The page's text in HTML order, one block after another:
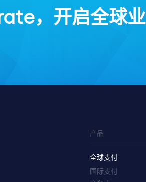
，开启全球业
产品
全球支付
国际支付